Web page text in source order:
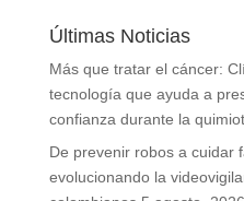
Últimas Noticias
Más que tratar el cáncer:
tecnología que ayuda a
confianza durante la
De prevenir robos a cuidar
evolucionando la